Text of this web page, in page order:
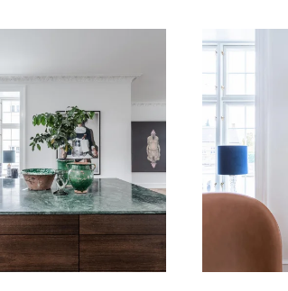
VIS BILLEDE